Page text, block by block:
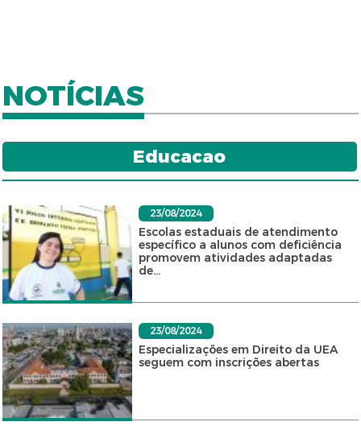
NOTÍCIAS
Educacao
23/08/2024
Escolas estaduais de atendimento
específico a alunos com deficiência
promovem atividades adaptadas
de...
23/08/2024
Especializações em Direito da UEA
seguem com inscrições abertas